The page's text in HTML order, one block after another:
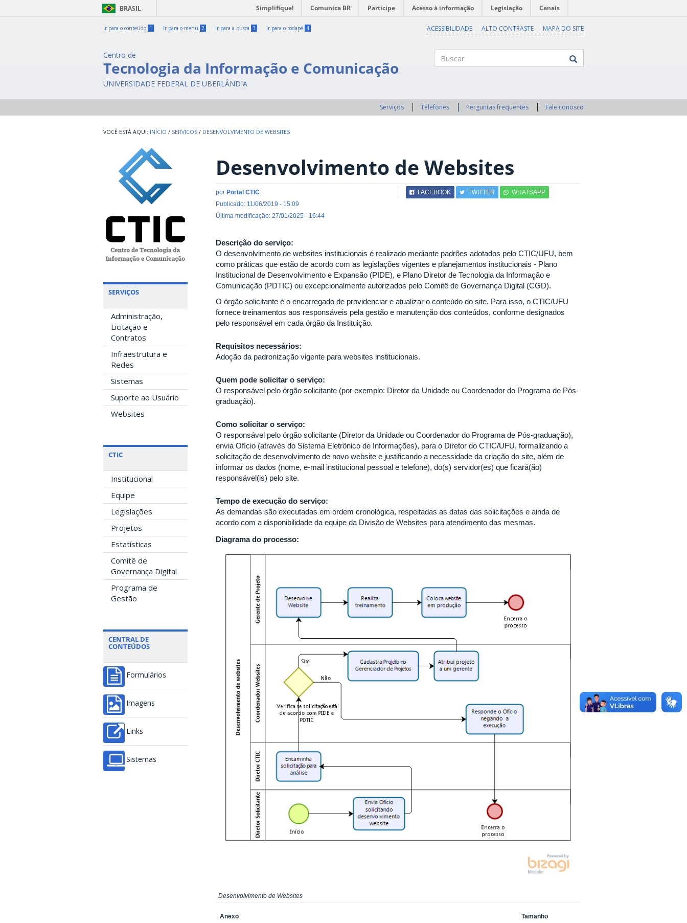
BRASIL Simplifique! Comunica BR Participe Acesso à informação Legislação Canais
Ir para o conteúdo 1 Ir para o menu 2 Ir para a busca 3 Ir para o rodapé 4 ACESSIBILIDADE ALTO CONTRASTE MAPA DO SITE
Centro de
Tecnologia da Informação e Comunicação
UNIVERSIDADE FEDERAL DE UBERLÂNDIA
Serviços Telefones Perguntas frequentes Fale conosco
INÍCIO / SERVICOS / DESENVOLVIMENTO DE WEBSITES
SERVIÇOS
Administração,
Licitação e
Contratos
Infraestrutura e
Redes
Sistemas
Suporte ao Usuário
Websites
CTIC
Institucional
Equipe
Legislações
Projetos
Estatísticas
Comitê de
Governança Digital
Programa de
Gestão
CENTRAL DE
CONTEÚDOS
Formulários
Imagens
Links
Sistemas
Desenvolvimento de Websites
por Portal CTIC
Publicado: 11/06/2019 - 15:09
Última modificação: 27/01/2025 - 16:44
FACEBOOK TWITTER WHATSAPP
Descrição do serviço:
O desenvolvimento de websites institucionais é realizado mediante padrões adotados pelo CTIC/UFU, bem
como práticas que estão de acordo com as legislações vigentes e planejamentos institucionais - Plano
Institucional de Desenvolvimento e Expansão (PIDE), e Plano Diretor de Tecnologia da Informação e
Comunicação (PDTIC) ou excepcionalmente autorizados pelo Comitê de Governança Digital (CGD).
O órgão solicitante é o encarregado de providenciar e atualizar o conteúdo do site. Para isso, o CTIC/UFU
fornece treinamentos aos responsáveis pela gestão e manutenção dos conteúdos, conforme designados
pelo responsável em cada órgão da Instituição.
Requisitos necessários:
Adoção da padronização vigente para websites institucionais.
Quem pode solicitar o serviço:
O responsável pelo órgão solicitante (por exemplo: Diretor da Unidade ou Coordenador do Programa de Pós-
graduação).
Como solicitar o serviço:
O responsável pelo órgão solicitante (Diretor da Unidade ou Coordenador do Programa de Pós-graduação),
envia Ofício (através do Sistema Eletrônico de Informações), para o Diretor do CTIC/UFU, formalizando a
solicitação de desenvolvimento de novo website e justificando a necessidade da criação do site, além de
informar os dados (nome, e-mail institucional pessoal e telefone), do(s) servidor(es) que ficará(ão)
responsável(is) pelo site.
Tempo de execução do serviço:
As demandas são executadas em ordem cronológica, respeitadas as datas das solicitações e ainda de
acordo com a disponibilidade da equipe da Divisão de Websites para atendimento das mesmas.
Diagrama do processo:
Desenvolvimento de Websites
Anexo Tamanho